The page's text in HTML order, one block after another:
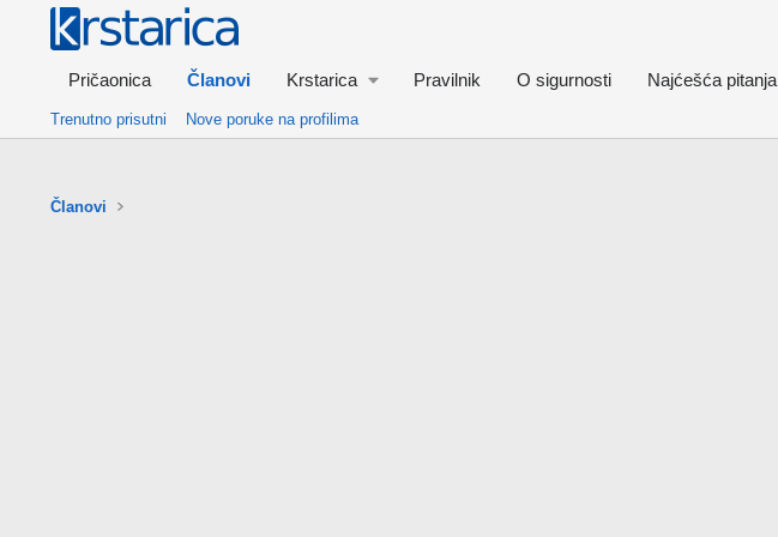
Pričaonica Članovi Krstarica Pravilnik O sigurnosti Najćešća pitanja
Trenutno prisutni Nove poruke na profilima
Članovi